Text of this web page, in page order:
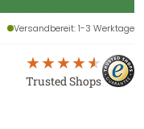
Versandbereit: 1-3 Werktage
Trusted Shops